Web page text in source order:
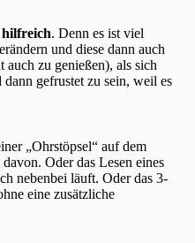
hilfreich. Denn es ist viel
und diese dann auch
auch zu genießen), als sich
gefrustet zu sein, weil es
„Ohrstöpsel“ auf dem
Oder das Lesen eines
nebenbei läuft. Oder das 3-
eine zusätzliche